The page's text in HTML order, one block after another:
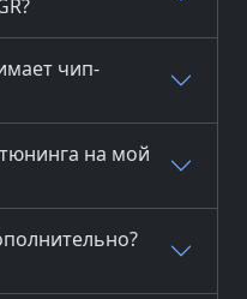
чип-
на мой